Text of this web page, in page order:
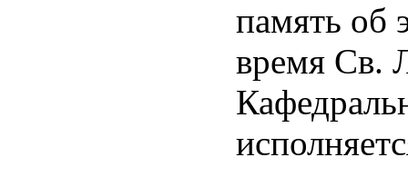
память об
время Св.